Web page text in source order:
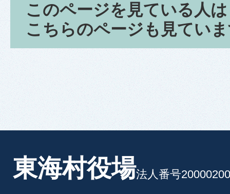
このページを見ている人は
こちらのページも見てい
東海村役場法人番号